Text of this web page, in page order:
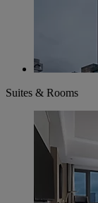
Suites & Rooms